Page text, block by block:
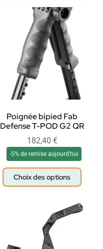
Poignée bipied Fab
Defense T-POD G2 QR
182,40 €
-5% de remise aujourd'hui
Choix des options